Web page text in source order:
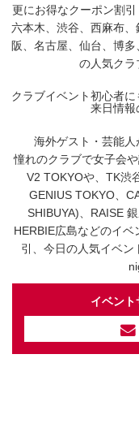
更にお得なクーポン割
六本木、渋谷、西麻布
阪、名古屋、仙台、博
の人気クラ
クラブイベント初心者
来日情報
海外ゲスト・芸能人
憧れのクラブで女子会
V2 TOKYOや、TK渋
GENIUS TOKYO、
SHIBUYA)、RAISE
HERBIE広島などのイ
引、今日の人気イベ
イベン